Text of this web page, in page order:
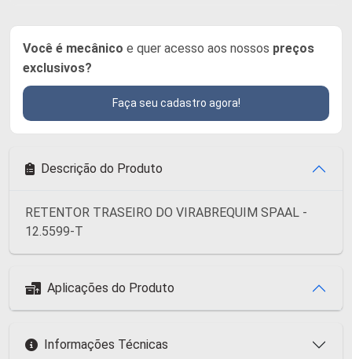
Você é mecânico e quer acesso aos nossos preços
exclusivos?
Faça seu cadastro agora!
Descrição do Produto
RETENTOR TRASEIRO DO VIRABREQUIM SPAAL -
12.5599-T
Aplicações do Produto
Informações Técnicas